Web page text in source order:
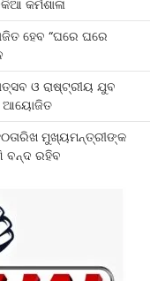
କର୍ମଶାଳା
ହେବ “ଘରେ ଘରେ
ଓ ରାଷ୍ଟ୍ରୀୟ ଯୁବ
ଆୟୋଜିତ
ମୁଖ୍ୟମନ୍ତ୍ରୀଙ୍କ
ବନ୍ଦ ରହିବ